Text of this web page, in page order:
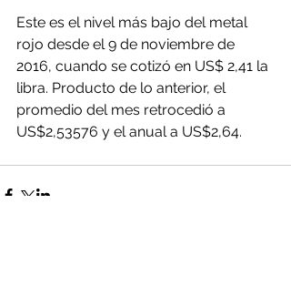
Este es el nivel más bajo del metal
rojo desde el 9 de noviembre de
2016, cuando se cotizó en US$ 2,41 la
libra. Producto de lo anterior, el
promedio del mes retrocedió a
US$2,53576 y el anual a US$2,64.